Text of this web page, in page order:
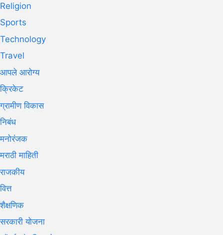
Religion
Sports
Technology
Travel
आपले आरोग्य
क्रिकेट
ग्रामीण विकास
निबंध
मनोरंजक
मराठी माहिती
राजकीय
वित्त
शैक्षणिक
सरकारी योजना